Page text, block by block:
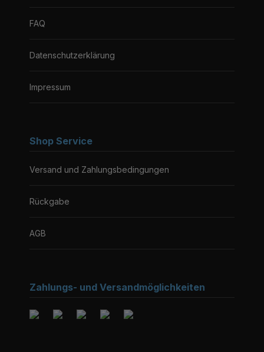
FAQ
Datenschutzerklärung
Impressum
Shop Service
Versand und Zahlungsbedingungen
Rückgabe
AGB
Zahlungs- und Versandmöglichkeiten